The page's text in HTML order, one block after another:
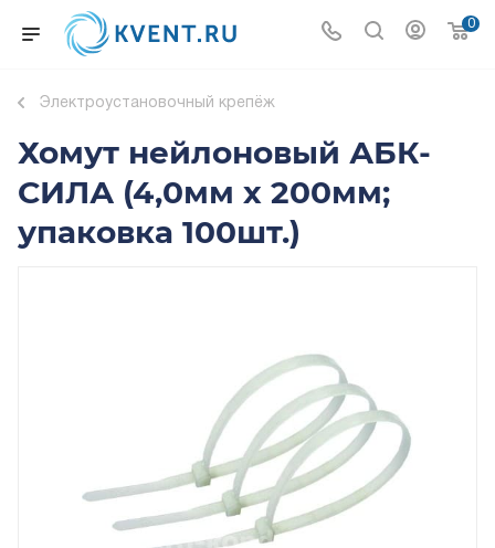
0
Электроустановочный крепёж
Хомут нейлоновый АБК-
СИЛА (4,0мм х 200мм;
упаковка 100шт.)